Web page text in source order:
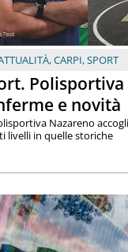
,CARPI,SPORT
e novità
Nazareno
livelli in quelle storiche